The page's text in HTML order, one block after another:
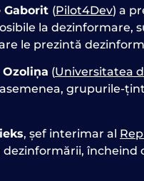
Gaborit (Pilot4Dev) a
la dezinformare,
le prezintă
(Universitatea
grupurile-
, șef interimar al
încheind